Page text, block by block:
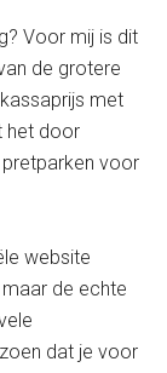
Voor mij is dit
de grotere
met
het door
voor
website
de echte
dat je voor